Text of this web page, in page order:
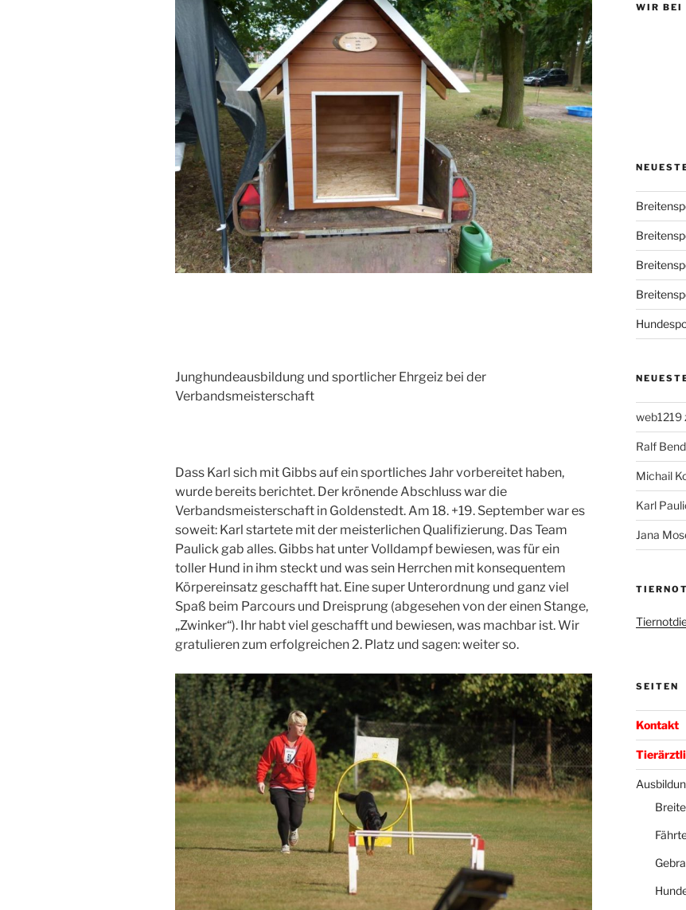
Junghundeausbildung und sportlicher Ehrgeiz bei der
Verbandsmeisterschaft
Dass Karl sich mit Gibbs auf ein sportliches Jahr vorbereitet haben,
wurde bereits berichtet. Der krönende Abschluss war die
Verbandsmeisterschaft in Goldenstedt. Am 18. +19. September war es
soweit: Karl startete mit der meisterlichen Qualifizierung. Das Team
Paulick gab alles. Gibbs hat unter Volldampf bewiesen, was für ein
toller Hund in ihm steckt und was sein Herrchen mit konsequentem
Körpereinsatz geschafft hat. Eine super Unterordnung und ganz viel
Spaß beim Parcours und Dreisprung (abgesehen von der einen Stange,
„Zwinker“). Ihr habt viel geschafft und bewiesen, was machbar ist. Wir
gratulieren zum erfolgreichen 2. Platz und sagen: weiter so.
WIR BEI
web1219
Ralf
Michail
Karl
Jana
SEITEN
Kontakt